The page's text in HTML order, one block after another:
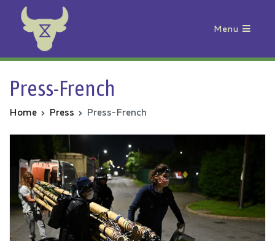
Animal Rebellion
Menu
Press-French
Home Press Press-French